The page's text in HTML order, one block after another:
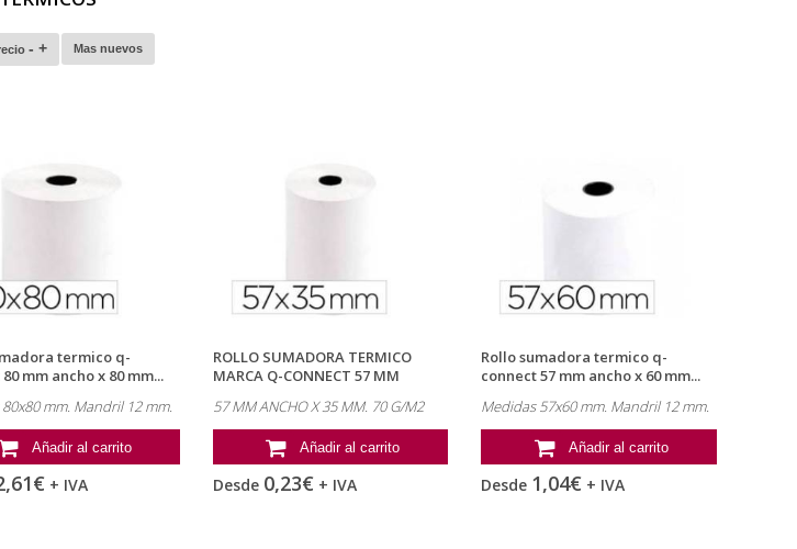
- + Mas nuevos
termico q-
mm ancho x 80 mm...
mm. Mandril 12 mm.
Añadir al carrito
+ IVA
ROLLO SUMADORA TERMICO
MARCA Q-CONNECT 57 MM
57 MM ANCHO X 35 MM. 70 G/M2
Añadir al carrito
Desde 0,23€ + IVA
Rollo sumadora termico q-
connect 57 mm ancho x 60 mm...
Medidas 57x60 mm. Mandril 12 mm.
Añadir al carrito
Desde 1,04€ + IVA